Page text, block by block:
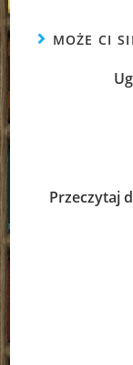
MOŻE CI
Przeczytaj